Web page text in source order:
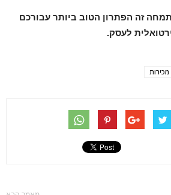
זה הפתרון הטוב ביותר עבורכם
לעסק.
מכירות